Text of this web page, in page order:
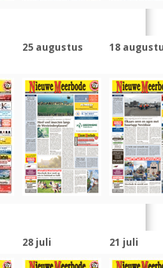
25 augustus 18
28 juli 21 juli